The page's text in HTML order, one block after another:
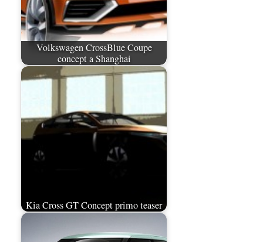
Volkswagen CrossBlue Coupe
concept a Shanghai
Kia Cross GT Concept primo teaser